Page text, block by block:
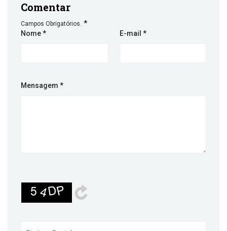
Comentar
Campos Obrigatórios. *
Nome* E-mail *
Mensagem *